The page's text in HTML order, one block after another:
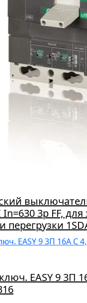
In=630 3p FF,
перегрузки
EASY 9 3П